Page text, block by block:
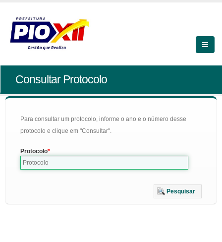
Consultar Protocolo
Para consultar um protocolo, informe o ano e o número desse
protocolo e clique em "Consultar".
Protocolo
Pesquisar